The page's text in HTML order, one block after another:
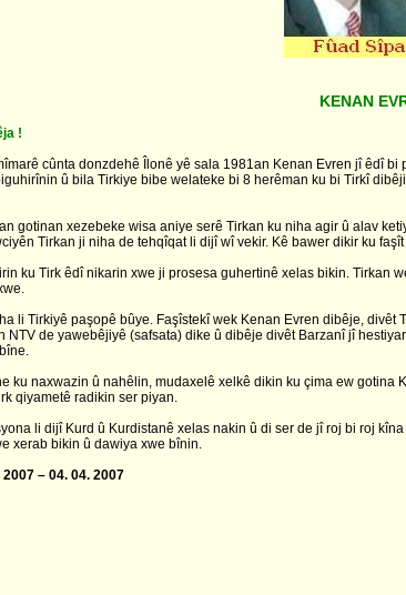
KENAN
!
cûnta donzdehê Îlonê yê sala 1981an Kenan Evren jî êdî
û bila Tirkiye bibe welateke bi 8 herêman ku bi Tirkî
gotinan xezebeke wisa aniye serê Tirkan ku niha agir û alav
Tirkan ji niha de tehqîqat li dijî wî vekir. Kê bawer dikir ku
ku Tirk êdî nikarin xwe ji prosesa guhertinê xelas bikin.
li Tirkiyê paşopê bûye. Faşîstekî wek Kenan Evren dibêje,
NTV de yawebêjiyê (safsata) dike û dibêje divêt Barzanî jî
ku naxwazin û nahêlin, mudaxelê xelkê dikin ku çima ew gotina
qiyametê radikin ser piyan.
li dijî Kurd û Kurdistanê xelas nakin û di ser de jî roj bi roj
xerab bikin û dawiya xwe bînin.
– 04. 04. 2007